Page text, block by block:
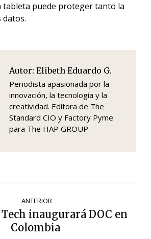
tableta puede proteger tanto la
Autor: Elibeth Eduardo G.
Periodista apasionada por la
innovación, la tecnología y la
creatividad. Editora de The
Standard CIO y Factory Pyme
para The HAP GROUP
ANTERIOR
Entrada
anterior:
inaugurará DOC en
Colombia